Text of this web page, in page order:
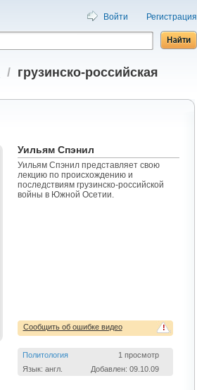
Войти Регистрация
/ грузинско-российская
Уильям Спэнил
Уильям Спэнил представляет свою
лекцию по происхождению и
последствиям грузинско-российской
войны в Южной Осетии.
!
Сообщить об ошибке видео
Политология
1 просмотр
Язык: англ.
Добавлен: 09.10.09